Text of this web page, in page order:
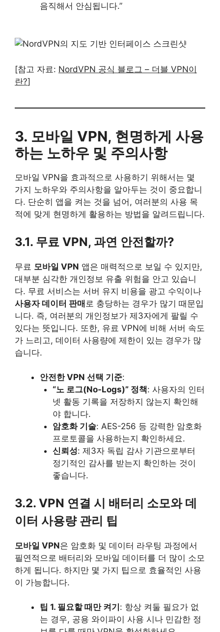
음직해서 안심됩니다.”
[참고 자료: NordVPN 공식 블로그 – 더블 VPN이
란?]
3. 모바일 VPN, 현명하게 사용
하는 노하우 및 주의사항
모바일 VPN을 효과적으로 사용하기 위해서는 몇
가지 노하우와 주의사항을 알아두는 것이 중요합니
다. 단순히 앱을 켜는 것을 넘어, 여러분의 사용 목
적에 맞게 현명하게 활용하는 방법을 알려드립니다.
3.1. 무료 VPN, 과연 안전할까?
무료 모바일 VPN 앱은 매력적으로 보일 수 있지만,
대부분 심각한 개인정보 유출 위험을 안고 있습니
다. 무료 서비스는 서버 유지 비용을 광고 수익이나
사용자 데이터 판매 로 충당하는 경우가 많기 때문입
니다. 즉, 여러분의 개인정보가 제3자에게 팔릴 수
있다는 뜻입니다. 또한, 유료 VPN에 비해 서버 속도
가 느리고, 데이터 사용량에 제한이 있는 경우가 많
습니다.
안전한 VPN 선택 기준:
“노 로그(No-Logs)” 정책: 사용자의 인터
넷 활동 기록을 저장하지 않는지 확인해
야 합니다.
암호화 기술: AES-256 등 강력한 암호화
프로토콜을 사용하는지 확인하세요.
신뢰성: 제3자 독립 감사 기관으로부터
정기적인 감사를 받는지 확인하는 것이
좋습니다.
3.2. VPN 연결 시 배터리 소모와 데
이터 사용량 관리 팁
모바일 VPN은 암호화 및 데이터 라우팅 과정에서
필연적으로 배터리와 모바일 데이터를 더 많이 소모
하게 됩니다. 하지만 몇 가지 팁으로 효율적인 사용
이 가능합니다.
팁 1. 필요할 때만 켜기 : 항상 켜둘 필요가 없
는 경우, 공용 와이파이 사용 시나 민감한 정